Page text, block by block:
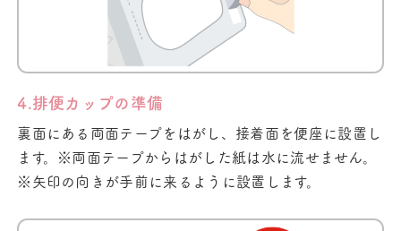
4.排便カップの準備
裏面にある両面テープをはがし、接着面を便座に設置し
ます。※両面テープからはがした紙は水に流せません。
※矢印の向きが手前に来るように設置します。